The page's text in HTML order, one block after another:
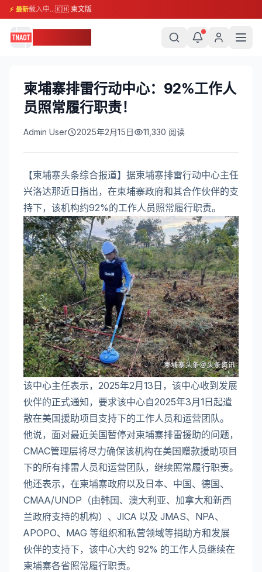
⚡ 最新载入中...🇰🇭 柬文版
柬埔寨排雷行动中心：92%工作人
员照常履行职责！
Admin User 2025年2月15日 11,330 阅读
【柬埔寨头条综合报道】据柬埔寨排雷行动中心主任
兴洛达那近日指出，在柬埔寨政府和其合作伙伴的支
持下，该机构约92%的工作人员照常履行职责。
该中心主任表示，2025年2月13日，该中心收到发展
伙伴的正式通知，要求该中心自2025年3月1日起遣
散在美国援助项目支持下的工作人员和运营团队。
他说，面对最近美国暂停对柬埔寨排雷援助的问题，
CMAC管理层将尽力确保该机构在美国赠款援助项目
下的所有排雷人员和运营团队，继续照常履行职责。
他还表示，在柬埔寨政府以及日本、中国、德国、
CMAA/UNDP（由韩国、澳大利亚、加拿大和新西
兰政府支持的机构）、JICA 以及 JMAS、NPA、
APOPO、MAG 等组织和私营领域等捐助方和发展
伙伴的支持下，该中心大约 92% 的工作人员继续在
柬埔寨各省照常履行职责。